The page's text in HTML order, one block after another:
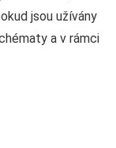
jsou užívány
a v rámci